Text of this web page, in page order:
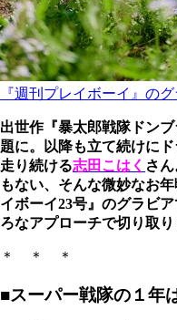
『週刊プレイボーイ』の
出世作『暴太郎戦隊ドン
題に。以降も立て続けに
走り続ける志田こはく さ
もない、そんな微妙なお
イボーイ23号』のグラビ
ろなアプローチで切り取り
＊ ＊ ＊
■スーパー戦隊の１年